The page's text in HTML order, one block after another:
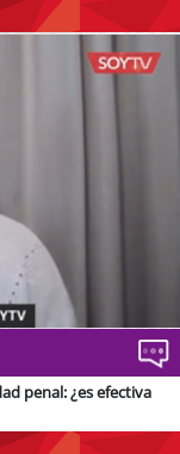
penal: ¿es efectiva